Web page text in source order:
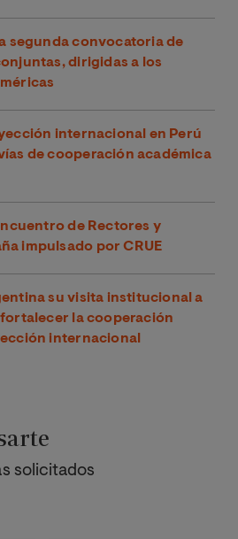
segunda convocatoria de
dirigidas a los
internacional en Perú
de cooperación académica
de Rectores y
impulsado por CRUE
su visita institucional a
la cooperación
internacional
solicitados